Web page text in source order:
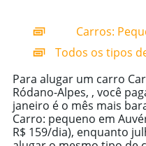
displaying
categories.
Range:
14
categories.
The
chart
has
1
Carros:
Todos os tipos
Para alugar um carro
Ródano-Alpes, , você
janeiro é o mês mais
Carro: pequeno em
R$ 159/dia), enquanto